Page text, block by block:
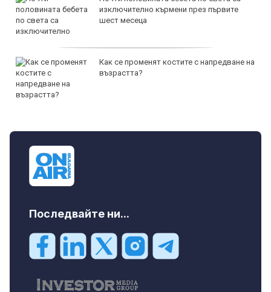
изключително кърмени през първите
шест месеца
Как се променят костите с напредване на
възрастта?
Последвайте ни...